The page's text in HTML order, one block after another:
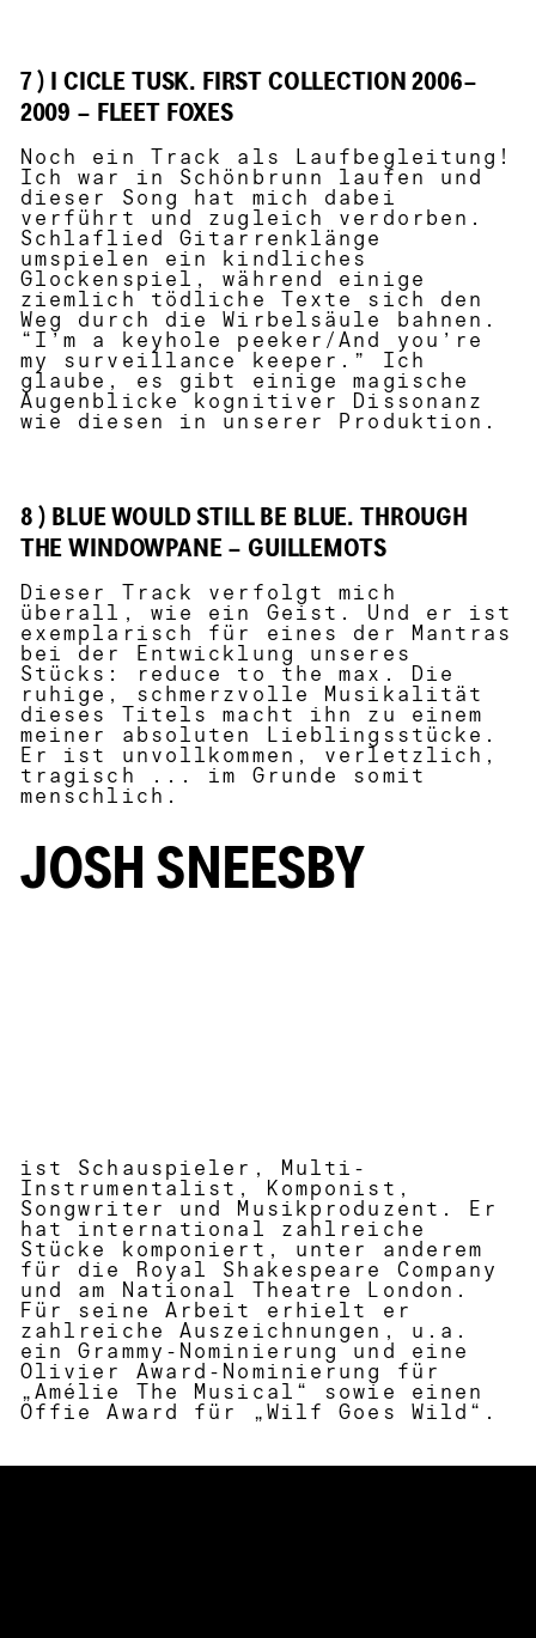
7 ) I CICLE TUSK. FIRST COLLECTION 2006–
2009 – FLEET FOXES
Noch ein Track als Laufbegleitung!
Ich war in Schönbrunn laufen und
dieser Song hat mich dabei
verführt und zugleich verdorben.
Schlaflied Gitarrenklänge
umspielen ein kindliches
Glockenspiel, während einige
ziemlich tödliche Texte sich den
Weg durch die Wirbelsäule bahnen.
“I’m a keyhole peeker/And you’re
my surveillance keeper.” Ich
glaube, es gibt einige magische
Augenblicke kognitiver Dissonanz
wie diesen in unserer Produktion.
8 ) BLUE WOULD STILL BE BLUE. THROUGH
THE WINDOWPANE – GUILLEMOTS
Dieser Track verfolgt mich
überall, wie ein Geist. Und er ist
exemplarisch für eines der Mantras
bei der Entwicklung unseres
Stücks: reduce to the max. Die
ruhige, schmerzvolle Musikalität
dieses Titels macht ihn zu einem
meiner absoluten Lieblingsstücke.
Er ist unvollkommen, verletzlich,
tragisch ... im Grunde somit
menschlich.
JOSH SNEESBY
ist Schauspieler, Multi-
Instrumentalist, Komponist,
Songwriter und Musikproduzent. Er
hat international zahlreiche
Stücke komponiert, unter anderem
für die Royal Shakespeare Company
und am National Theatre London.
Für seine Arbeit erhielt er
zahlreiche Auszeichnungen, u.a.
ein Grammy-Nominierung und eine
Olivier Award-Nominierung für
„Amélie The Musical“ sowie einen
Offie Award für „Wilf Goes Wild“.